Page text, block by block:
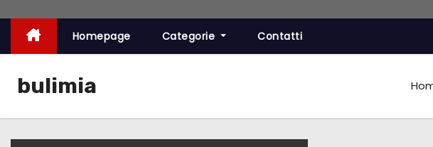
n
e
t
Homepage Categorie Contatti
bulimia